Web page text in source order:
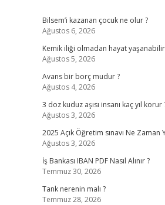
Bilsem’i kazanan çocuk ne olur ?
Ağustos 6, 2026
Kemik iliği olmadan hayat
Ağustos 5, 2026
Avans bir borç mudur ?
Ağustos 4, 2026
3 doz kuduz aşısı insanı kaç yıl korur
Ağustos 3, 2026
2025 Açık Öğretim sınavı Ne Zaman
Ağustos 3, 2026
İş Bankası IBAN PDF Nasıl Alınır ?
Temmuz 30, 2026
Tank nerenin malı ?
Temmuz 28, 2026